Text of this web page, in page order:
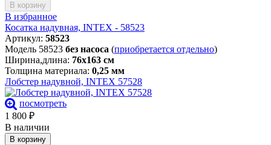
В корзину
В избранное
Косатка надувная, INTEX - 58523
Артикул: 58523
Модель 58523 без насоса (приобретается отдельно)
Ширина,длина: 76х163 см
Толщина материала: 0,25 мм
Лобстер надувной, INTEX 57528
посмотреть
1 800 ₽
В наличии
В корзину